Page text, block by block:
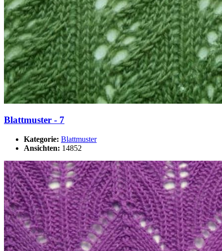
Blattmuster - 7
Kategorie: Blattmuster
Ansichten: 14852